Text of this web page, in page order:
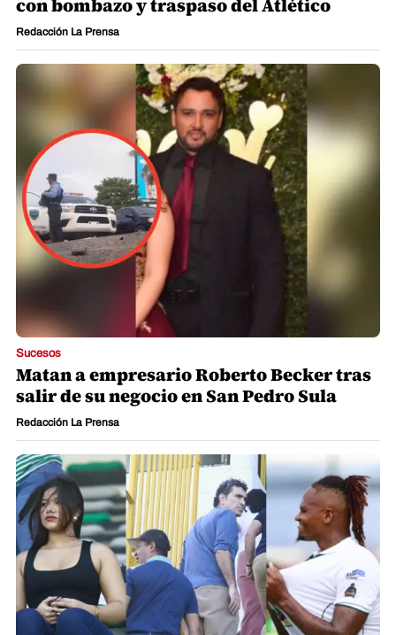
con bombazo y traspaso del Atlético
Redacción La Prensa
Sucesos
Matan a empresario Roberto Becker tras
salir de su negocio en San Pedro Sula
Redacción La Prensa